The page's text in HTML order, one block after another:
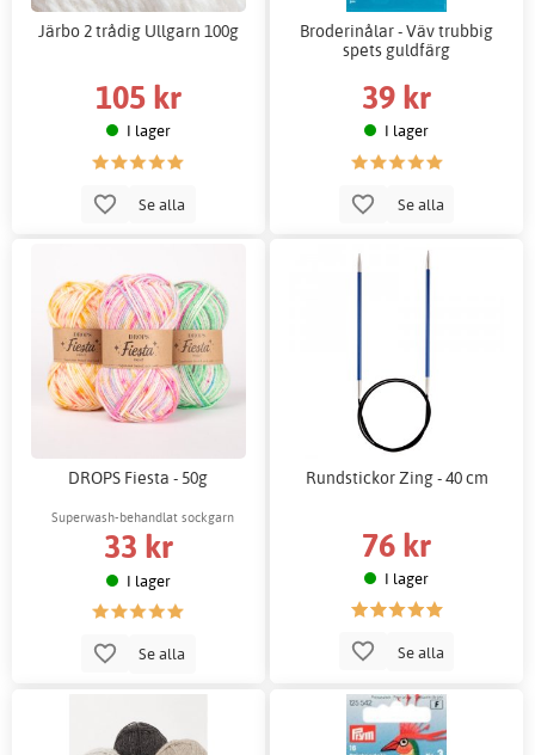
Järbo 2 trådig Ullgarn 100g
105 kr
I lager
Se alla
Broderinålar - Väv trubbig
spets guldfärg
39 kr
I lager
Se alla
DROPS Fiesta - 50g
Superwash-behandlat sockgarn
33 kr
I lager
Se alla
Rundstickor Zing - 40 cm
76 kr
I lager
Se alla